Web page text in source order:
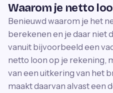
Waarom je netto
Benieuwd waarom je het
berekenen en je daar niet
vanuit bijvoorbeeld een
netto loon op je rekening,
van een uitkering van het
maakt daarvan alvast een